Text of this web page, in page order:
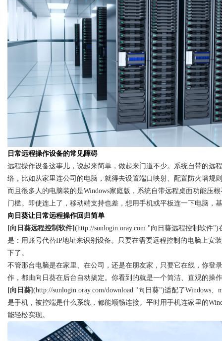
d
日常远程操作设备的常见障碍
远程操作设备这事儿，说起来简单，做起来门道不少。系统自带的远
络，比如从家里连公司的电脑，就得去设置端口映射、配置防火墙规
而且很多人的电脑装的是Windows家庭版，系统自带远程桌面功能压
门槛。即使连上了，移动端支持也差，想用手机或平板连一下电脑，
向日葵让日常远程操作回归简单
[向日葵远程控制软件] (http://sunlogin.oray.com "向日葵远程控制软件")
是：用账号代替IP地址来识别设备。只要在需要远程控制的电脑上安
下了。
不管那台电脑是在家里、在公司，还是在朋友家，只要它在线，你登
作，都由向日葵在后台自动搞定。你看到的就是一个简洁、直观的操
[向日葵] (http://sunlogin.oray.com/download "向日葵")适配了Windows、
是手机，被控端是什么系统，都能顺畅连接。平时用手机连家里的
能轻松实现。